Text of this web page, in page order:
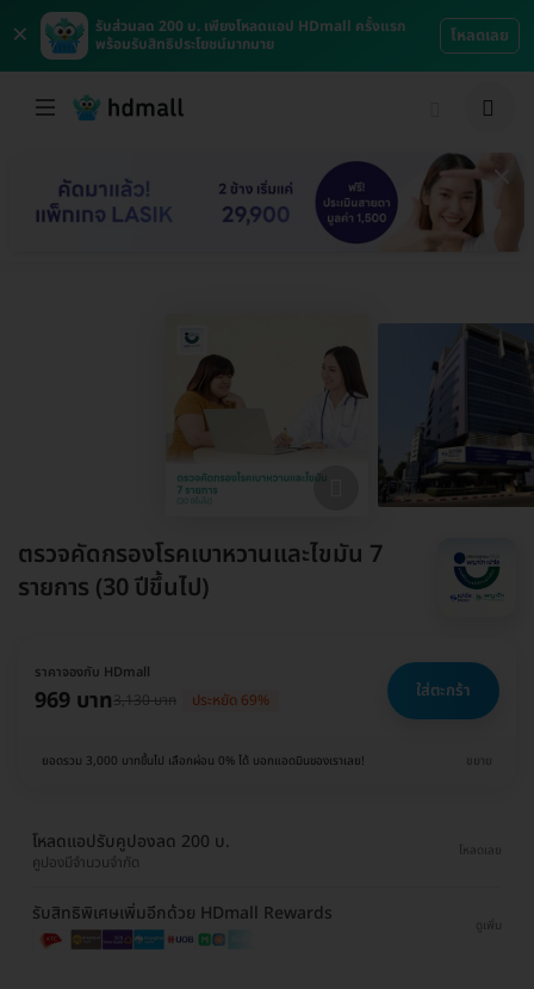
×
รับส่วนลด 200 บ. เพียงโหลดแอป HDmall ครั้งแรก
พร้อมรับสิทธิประโยชน์มากมาย
โหลดเลย
ตรวจคัดกรองโรคเบาหวานและไขมัน 7
รายการ (30 ปีขึ้นไป)
ราคาจองกับ HDmall
969 บาท3,130 บาท ประหยัด 69% ใส่ตะกร้า
ยอดรวม 3,000 บาทขึ้นไป เลือกผ่อน 0% ได้ บอกแอดมินของเราเลย! ขยาย
โหลดแอปรับคูปองลด 200 บ.
คูปองมีจำนวนจำกัด
โหลดเลย
รับสิทธิพิเศษเพิ่มอีกด้วย HDmall Rewards
ดูเพิ่ม